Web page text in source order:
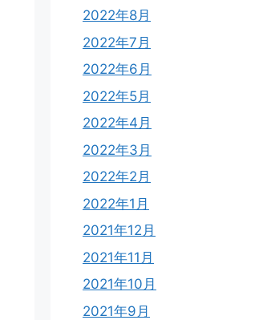
2022年8月
2022年7月
2022年6月
2022年5月
2022年4月
2022年3月
2022年2月
2022年1月
2021年12月
2021年11月
2021年10月
2021年9月